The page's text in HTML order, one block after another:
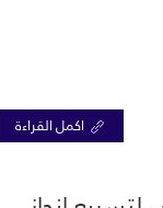
اكمل القراءة